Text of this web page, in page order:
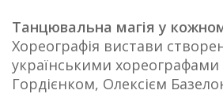
Танцювальна магія у
Хореографія вистави
українськими
Гордієнком, Олексієм